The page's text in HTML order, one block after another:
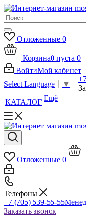
Отложенные 0
Корзина0 пуста 0
ВойтиМой кабинет
Select Language
▼
КАТАЛОГ Ещё
Отложенные 0
Телефоны
+7 (705) 539-55-55
Заказать звонок